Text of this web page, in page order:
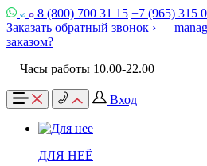
8 (800) 700 31 15 +7 (965) 315
Заказать обратный звонок ›
заказом?
Часы работы 10.00-22.00
Вход
ДЛЯ НЕЁ